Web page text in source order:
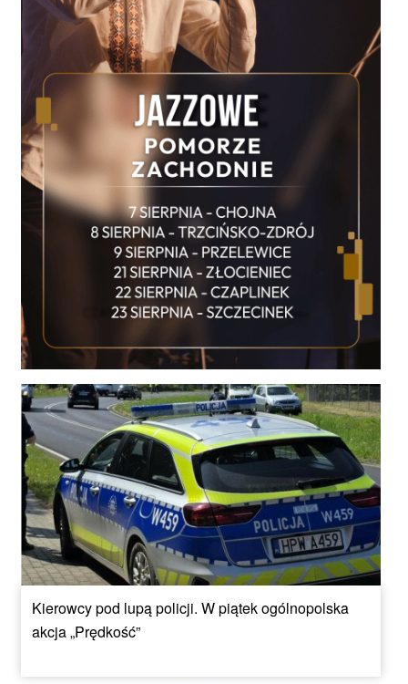
Kierowcy pod lupą policji. W piątek ogólnopolska
akcja „Prędkość”